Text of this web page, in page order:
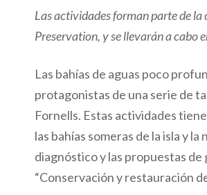
Las actividades forman parte de
Preservation, y se llevarán a cabo
Las bahías de aguas poco
protagonistas de una serie de
Fornells. Estas actividades
las bahías someras de la isla y
diagnóstico y las propuestas
“Conservación y restauración